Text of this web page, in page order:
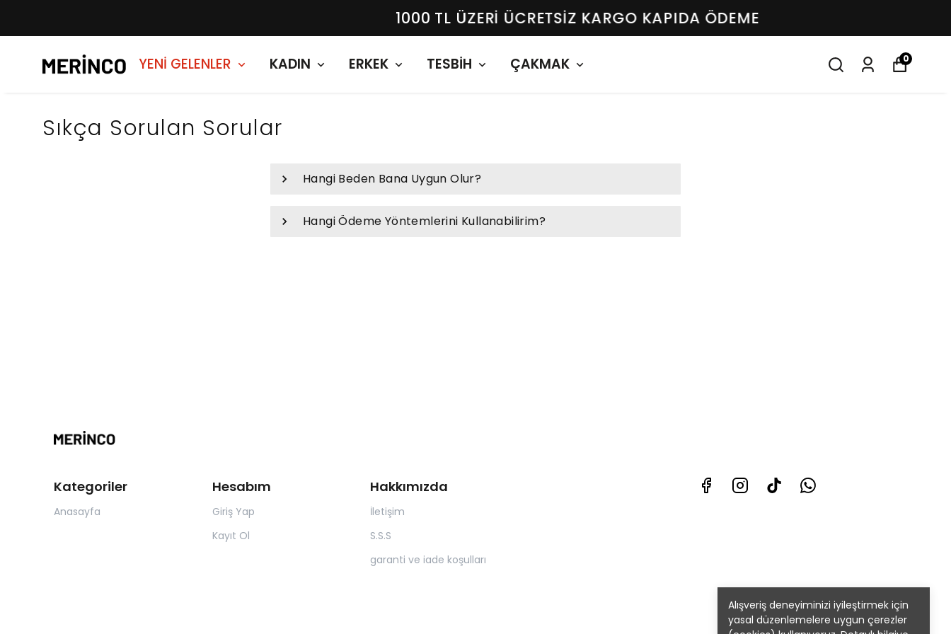
1000 TL ÜZERI ÜCRETSIZ KARGO KAPIDA ÖDEME
YENİ GELENLER KADIN ERKEK TESBİH ÇAKMAK 0
Alışveriş deneyiminizi iyileştirmek için
yasal düzenlemelere uygun çerezler
Sıkça Sorulan Sorular
Hangi Beden Bana Uygun Olur?
Hangi Ödeme Yöntemlerini Kullanabilirim?
Kategoriler
Anasayfa
Hesabım
Giriş Yap
Kayıt Ol
Hakkımızda
İletişim
S.S.S
garanti ve iade koşulları